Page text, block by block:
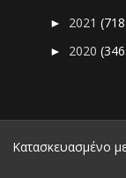
► 2021
► 2020
Κατασκευασμένο